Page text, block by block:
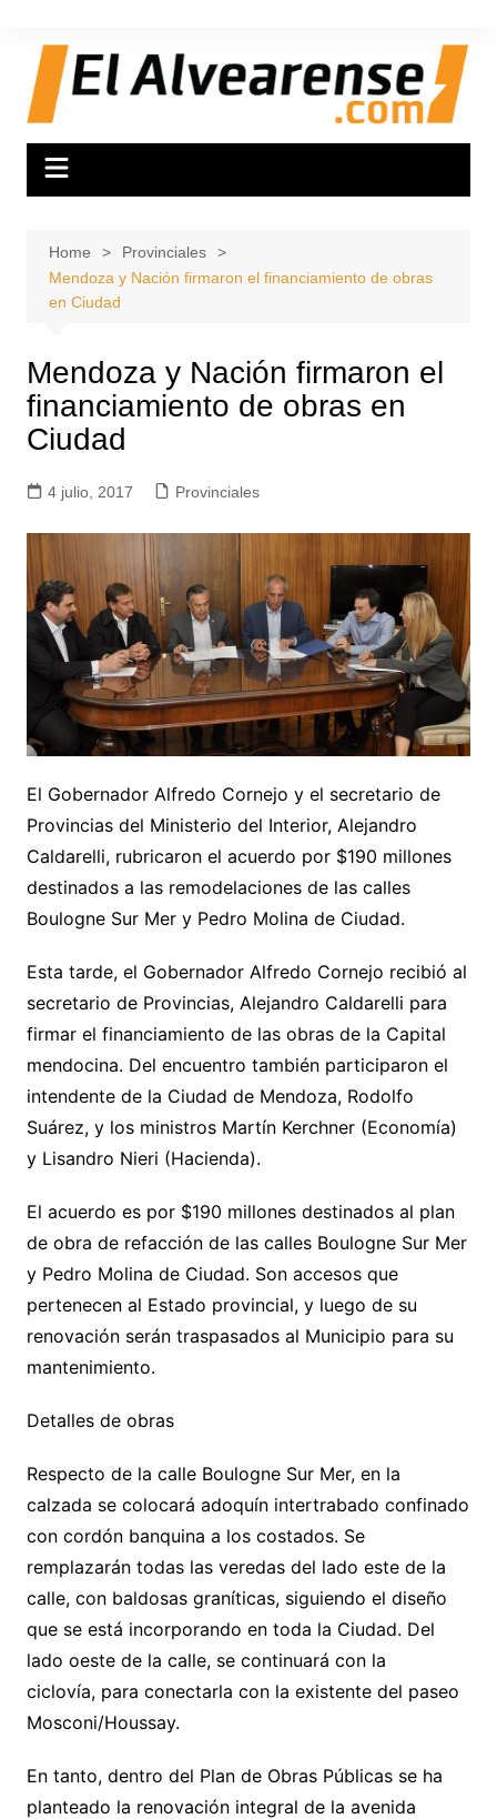
content
Home
Provinciales
Mendoza y Nación firmaron el financiamiento de obras
en Ciudad
Mendoza y Nación firmaron el
financiamiento de obras en
Ciudad
4 julio, 2017 Provinciales
El Gobernador Alfredo Cornejo y el secretario de
Provincias del Ministerio del Interior, Alejandro
Caldarelli, rubricaron el acuerdo por $190 millones
destinados a las remodelaciones de las calles
Boulogne Sur Mer y Pedro Molina de Ciudad.
Esta tarde, el Gobernador Alfredo Cornejo recibió al
secretario de Provincias, Alejandro Caldarelli para
firmar el financiamiento de las obras de la Capital
mendocina. Del encuentro también participaron el
intendente de la Ciudad de Mendoza, Rodolfo
Suárez, y los ministros Martín Kerchner (Economía)
y Lisandro Nieri (Hacienda).
El acuerdo es por $190 millones destinados al plan
de obra de refacción de las calles Boulogne Sur Mer
y Pedro Molina de Ciudad. Son accesos que
pertenecen al Estado provincial, y luego de su
renovación serán traspasados al Municipio para su
mantenimiento.
Detalles de obras
Respecto de la calle Boulogne Sur Mer, en la
calzada se colocará adoquín intertrabado confinado
con cordón banquina a los costados. Se
remplazarán todas las veredas del lado este de la
calle, con baldosas graníticas, siguiendo el diseño
que se está incorporando en toda la Ciudad. Del
lado oeste de la calle, se continuará con la
ciclovía, para conectarla con la existente del paseo
Mosconi/Houssay.
En tanto, dentro del Plan de Obras Públicas se ha
planteado la renovación integral de la avenida